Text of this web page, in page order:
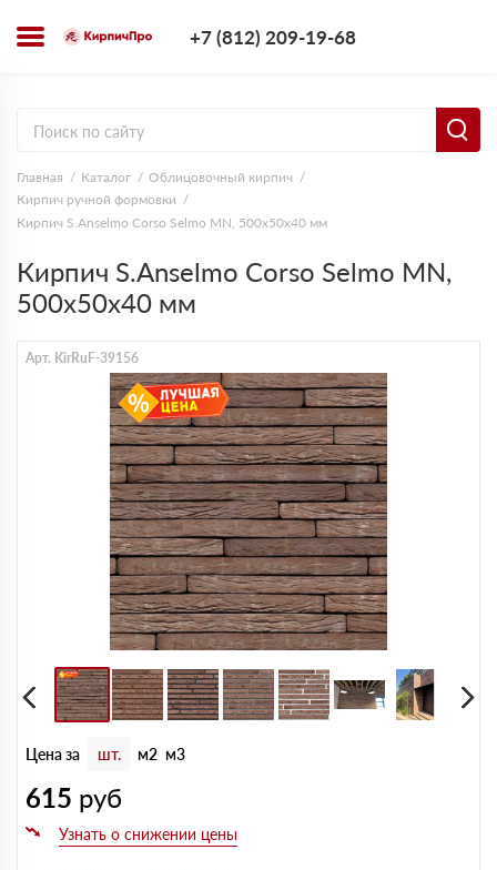
+7 (812) 209-19-68
Главная Каталог
Облицовочный кирпич
Кирпич ручной формовки
Кирпич S.Anselmo Corso Selmo MN, 500х50х40 мм
Кирпич S.Anselmo Corso Selmo MN,
500х50х40 мм
Арт. KirRuF-39156
Цена за шт. м2 м3
615 руб